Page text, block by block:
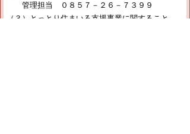
管理担当 ０８５７－２６－７３９９
（３）とっとり住まいる支援事業に関すること